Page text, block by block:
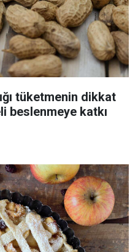
tüketmenin dikkat
beslenmeye katkı